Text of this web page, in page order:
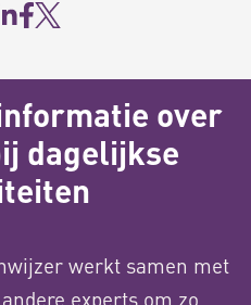
over
dagelijkse
werkt samen met
experts om zo